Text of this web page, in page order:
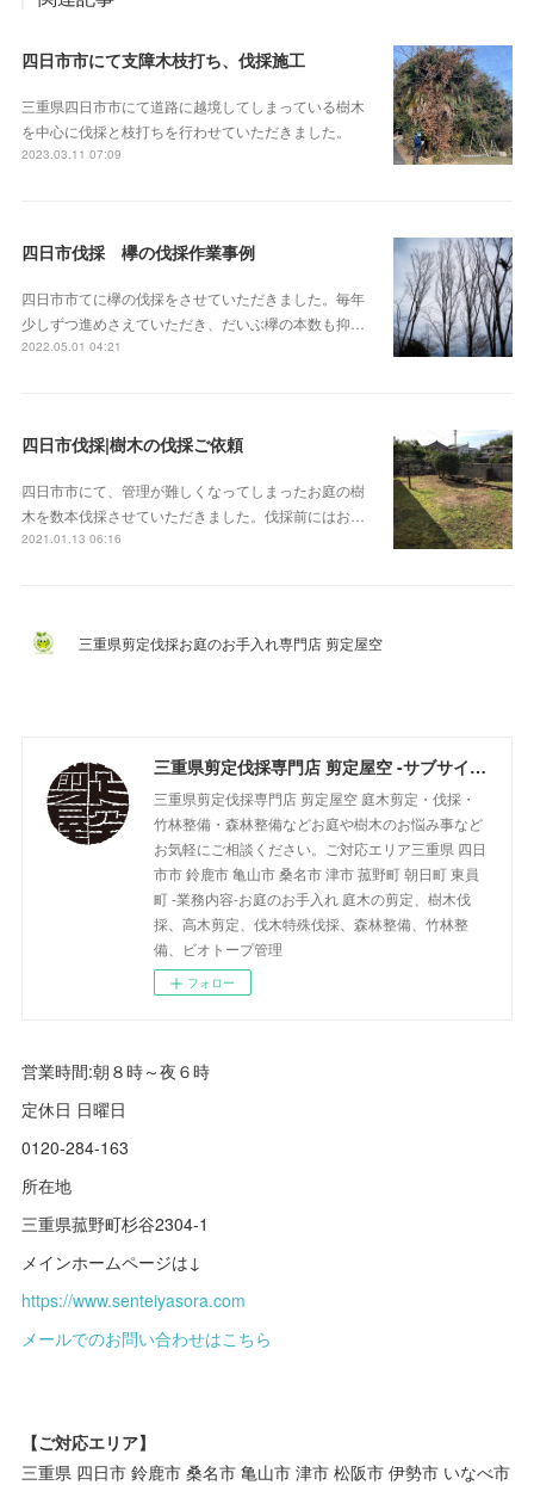
四日市市にて支障木枝打ち、伐採施工
三重県四日市市にて道路に越境してしまっている樹木
を中心に伐採と枝打ちを行わせていただきました。
2023.03.11 07:09
四日市伐採 欅の伐採作業事例
四日市市てに欅の伐採をさせていただきました。毎年
少しずつ進めさえていただき、だいぶ欅の本数も抑…
2022.05.01 04:21
四日市伐採|樹木の伐採ご依頼
四日市市にて、管理が難しくなってしまったお庭の樹
木を数本伐採させていただきました。伐採前にはお…
2021.01.13 06:16
三重県剪定伐採お庭のお手入れ専門店 剪定屋空
三重県剪定伐採専門店 剪定屋空 -サブサイト-
三重県剪定伐採専門店 剪定屋空 庭木剪定・伐採・
竹林整備・森林整備などお庭や樹木のお悩み事など
お気軽にご相談ください。ご対応エリア三重県 四日
市市 鈴鹿市 亀山市 桑名市 津市 菰野町 朝日町 東員
町 -業務内容-お庭のお手入れ 庭木の剪定、樹木伐
採、高木剪定、伐木特殊伐採、森林整備、竹林整
備、ビオトープ管理
フォロー
営業時間:朝８時～夜６時
定休日 日曜日
0120-284-163
所在地
三重県菰野町杉谷2304-1
メインホームページは↓
https://www.senteiyasora.com
メールでのお問い合わせはこちら
【ご対応エリア】
三重県 四日市 鈴鹿市 桑名市 亀山市 津市 松阪市 伊勢市 いなべ市